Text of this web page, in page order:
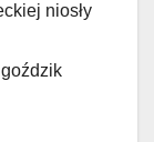
niosły